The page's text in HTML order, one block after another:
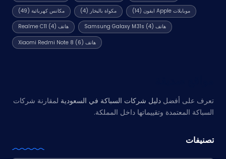
مكانس كهربائية(49) مكواة بالبخار (4) موبايلات Apple ايفون (14)
هاتف Realme C11 (4) هاتف Samsung Galaxy M31s (4)
هاتف Xiaomi Redmi Note 8 (6)
تعرف على أفضل دليل شركات السباكة في السعودية لمقارنة شركات
السباكة المعتمدة وتقييماتها داخل المملكة.
تصنيفات